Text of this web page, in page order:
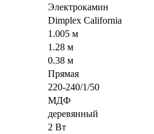
Электрокамин
Dimplex California
1.005 м
1.28 м
0.38 м
Прямая
220-240/1/50
МДФ
деревянный
2 Вт